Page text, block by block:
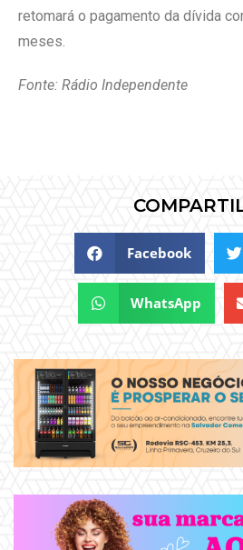
retomará o pagamento da dívida
meses.
Fonte: Rádio Independente
Facebook
WhatsApp